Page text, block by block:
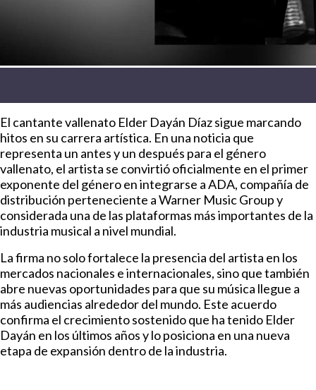
El cantante vallenato Elder Dayán Díaz sigue marcando
hitos en su carrera artística. En una noticia que
representa un antes y un después para el género
vallenato, el artista se convirtió oficialmente en el primer
exponente del género en integrarse a ADA, compañía de
distribución perteneciente a Warner Music Group y
considerada una de las plataformas más importantes de la
industria musical a nivel mundial.
La firma no solo fortalece la presencia del artista en los
mercados nacionales e internacionales, sino que también
abre nuevas oportunidades para que su música llegue a
más audiencias alrededor del mundo. Este acuerdo
confirma el crecimiento sostenido que ha tenido Elder
Dayán en los últimos años y lo posiciona en una nueva
etapa de expansión dentro de la industria.